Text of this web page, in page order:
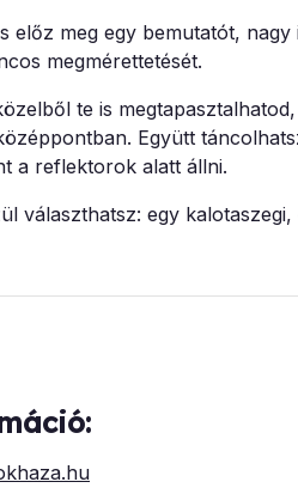
előz meg egy bemutatót,
megmérettetését.
te is
Együtt
a reflektorok alatt állni.
választhatsz: egy